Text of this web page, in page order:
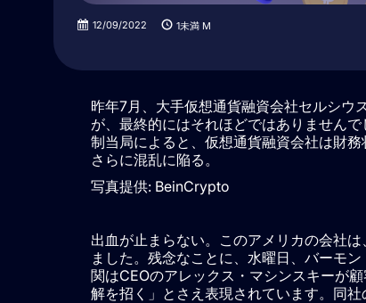
12/09/2022 1未満 M
昨年7月、大手仮想通貨融資会社セルシウ
が、最終的にはそれほどではありません
制当局によると、仮想通貨融資会社は財
さらに混乱に陥る。
写真提供: BeinCrypto
出血が止まらない。このアメリカの会社
ました。残念なことに、水曜日、バーモ
関はCEOのアレックス・マシンスキーが
解を招く」とさえ表現されています。同